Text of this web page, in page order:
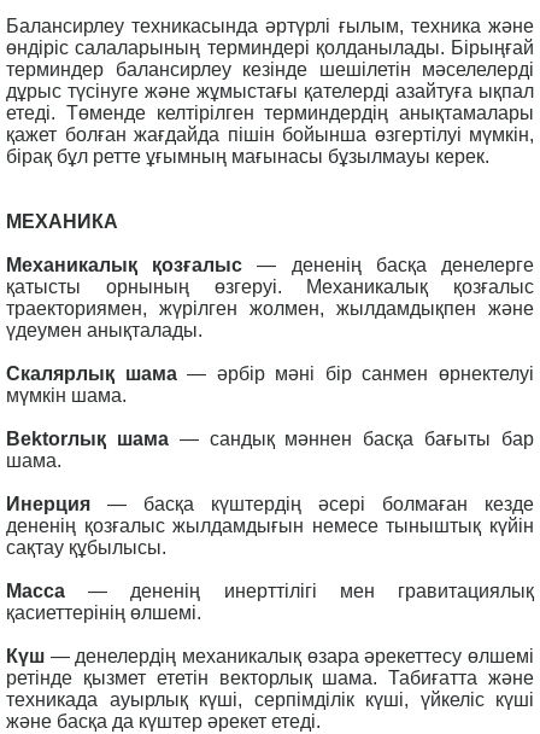
Балансирлеу техникасында әртүрлі ғылым, техника және
өндіріс салаларының терминдері қолданылады. Бірыңғай
терминдер балансирлеу кезінде шешілетін мәселелерді
дұрыс түсінуге және жұмыстағы қателерді азайтуға ықпал
етеді. Төменде келтірілген терминдердің анықтамалары
қажет болған жағдайда пішін бойынша өзгертілуі мүмкін,
бірақ бұл ретте ұғымның мағынасы бұзылмауы керек.
МЕХАНИКА
Механикалық қозғалыс— дененің басқа денелерге
қатысты орнының өзгеруі. Механикалық қозғалыс
траекториямен, жүрілген жолмен, жылдамдықпен және
үдеумен анықталады.
Скалярлық шама— әрбір мәні бір санмен өрнектелуі
мүмкін шама.
Вektorлық шама — сандық мәннен басқа бағыты бар
шама.
Инерция — басқа күштердің әсері болмаған кезде
дененің қозғалыс жылдамдығын немесе тыныштық күйін
сақтау құбылысы.
Масса— дененің инерттілігі мен гравитациялық
қасиеттерінің өлшемі.
Күш — денелердің механикалық өзара әрекеттесу өлшемі
ретінде қызмет ететін векторлық шама. Табиғатта және
техникада ауырлық күші, серпімділік күші, үйкеліс күші
және басқа да күштер әрекет етеді.